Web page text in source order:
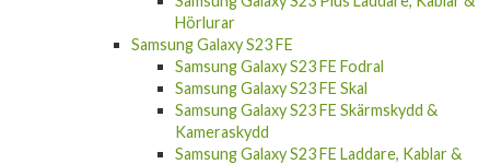
Hörlurar
Samsung Galaxy S23 FE
Samsung Galaxy S23 FE Fodral
Samsung Galaxy S23 FE Skal
Samsung Galaxy S23 FE Skärmskydd &
Kameraskydd
Samsung Galaxy S23 FE Laddare, Kablar &